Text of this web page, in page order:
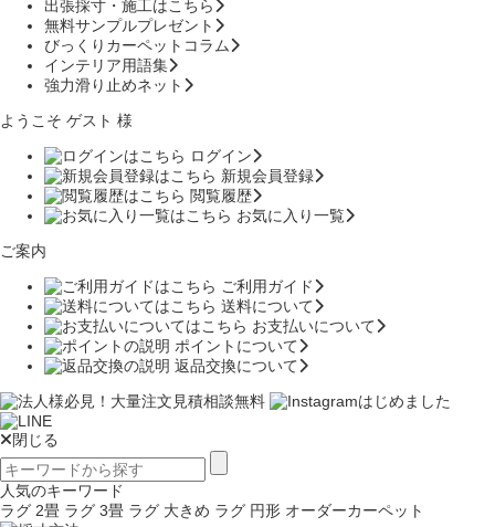
出張採寸・施工はこちら
無料サンプルプレゼント
びっくりカーペットコラム
インテリア用語集
強力滑り止めネット
ようこそ ゲスト 様
ログイン
新規会員登録
閲覧履歴
お気に入り一覧
ご案内
ご利用ガイド
送料について
お支払いについて
ポイントについて
返品交換について
閉じる
人気のキーワード
ラグ 2畳 ラグ 3畳 ラグ 大きめ ラグ 円形 オーダーカーペット